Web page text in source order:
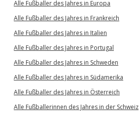
Alle Fußballer des Jahres in Europa
Alle Fußballer des Jahres in Frankreich
Alle Fußballer des Jahres in Italien
Alle Fußballer des Jahres in Portugal
Alle Fußballer des Jahres in Schweden
Alle Fußballer des Jahres in Südamerika
Alle Fußballer des Jahres in Österreich
Alle Fußballerinnen des Jahres in der Schweiz